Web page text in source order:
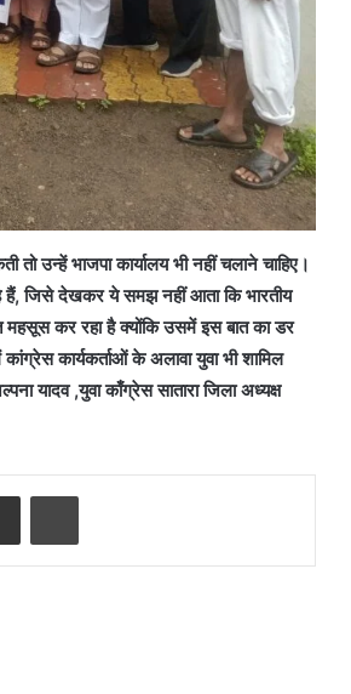
उन्हें भाजपा कार्यालय भी नहीं चलाने चाहिए।
हैं, जिसे देखकर ये समझ नहीं आता कि भारतीय
महसूस कर रहा है क्योंकि उसमें इस बात का डर
कार्यकर्ताओं के अलावा युवा भी शामिल
यादव ,युवा काँग्रेस सातारा जिला अध्यक्ष
Share via Email Print